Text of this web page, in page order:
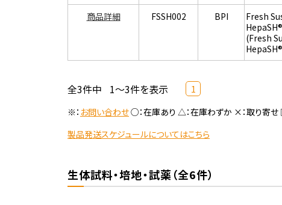
商品詳細 FSSH002 BPI
Fresh
HepaSH®
(Fresh
HepaSH®
全3件中 1～3件を表示 1
※： お問い合わせ○：在庫あり △：在庫わずか ×：取り寄せ
製品発送スケジュールについてはこちら
生体試料・培地・試薬（全6件）